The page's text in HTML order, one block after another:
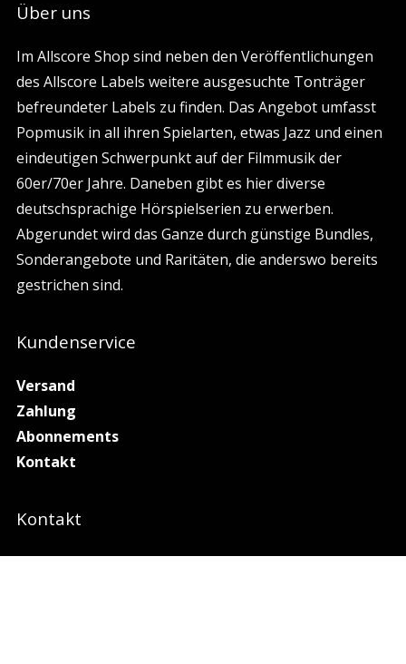
Über uns
Im Allscore Shop sind neben den Veröffentlichungen
des Allscore Labels weitere ausgesuchte Tonträger
befreundeter Labels zu finden. Das Angebot umfasst
Popmusik in all ihren Spielarten, etwas Jazz und einen
eindeutigen Schwerpunkt auf der Filmmusik der
60er/70er Jahre. Daneben gibt es hier diverse
deutschsprachige Hörspielserien zu erwerben.
Abgerundet wird das Ganze durch günstige Bundles,
Sonderangebote und Raritäten, die anderswo bereits
gestrichen sind.
Kundenservice
Versand
Zahlung
Abonnements
Kontakt
Kontakt
All Score Media